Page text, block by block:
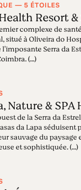
— 5 ÉTOILES
Resort &
complexe de
situé à Oliveira do
Serra da
(...)
Nature & SPA
de la Serra da
da Lapa séduisent
sauvage du paysage
et sophistiquée. (...)